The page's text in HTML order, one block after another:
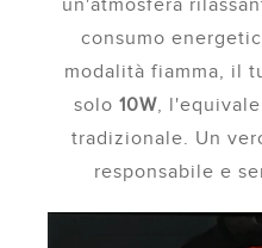
un'atmosfera
consumo
modalità fiamma, il
solo10W,
tradizionale. Un
responsabile e